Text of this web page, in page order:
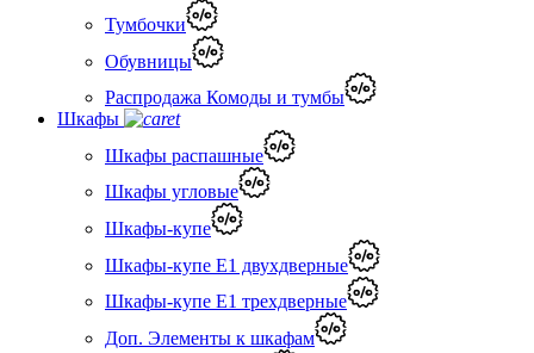
Тумбочки
Обувницы
Распродажа Комоды и тумбы
Шкафы
Шкафы распашные
Шкафы угловые
Шкафы-купе
Шкафы-купе Е1 двухдверные
Шкафы-купе Е1 трехдверные
Доп. Элементы к шкафам